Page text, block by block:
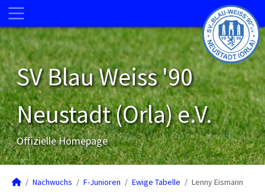
SV Blau Weiss '90
Neustadt (Orla) e.V.
Offizielle Homepage
Nachwuchs F-Junioren Ewige Tabelle Lenny Eismann